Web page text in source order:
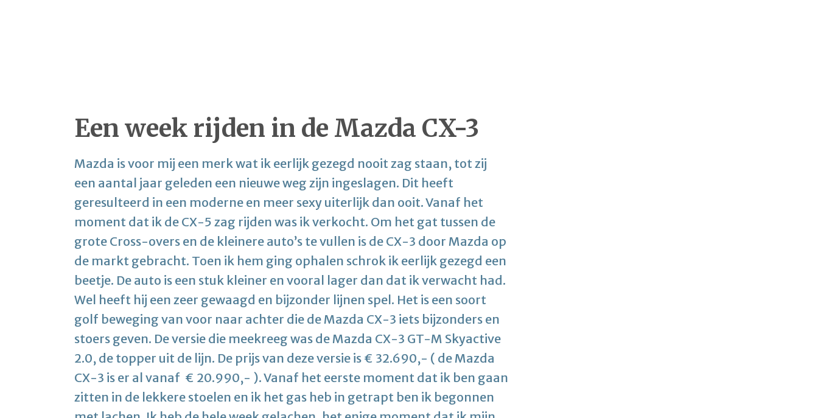
Een week rijden in de Mazda CX-3
Mazda is voor mij een merk wat ik eerlijk gezegd nooit zag staan, tot zij
een aantal jaar geleden een nieuwe weg zijn ingeslagen. Dit heeft
geresulteerd in een moderne en meer sexy uiterlijk dan ooit. Vanaf het
moment dat ik de CX-5 zag rijden was ik verkocht. Om het gat tussen de
grote Cross-overs en de kleinere auto’s te vullen is de CX-3 door Mazda op
de markt gebracht. Toen ik hem ging ophalen schrok ik eerlijk gezegd een
beetje. De auto is een stuk kleiner en vooral lager dan dat ik verwacht had.
Wel heeft hij een zeer gewaagd en bijzonder lijnen spel. Het is een soort
golf beweging van voor naar achter die de Mazda CX-3 iets bijzonders en
stoers geven. De versie die meekreeg was de Mazda CX-3 GT-M Skyactive
2.0, de topper uit de lijn. De prijs van deze versie is € 32.690,- ( de Mazda
CX-3 is er al vanaf € 20.990,- ). Vanaf het eerste moment dat ik ben gaan
zitten in de lekkere stoelen en ik het gas heb in getrapt ben ik begonnen